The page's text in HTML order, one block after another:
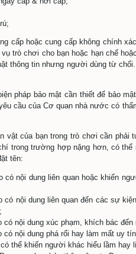
bạn cần có tài khoản để
đầy đủ Quy chế tài khoản
khoản liên kết Google,
sử dụng các Tài khoản liên
giải quyết khiếu nại của bạn
dụng & bảo vệ thông tin
quản lý trò chơi và để hỗ
cấp đầy đủ các thông tin
điện tử (email);